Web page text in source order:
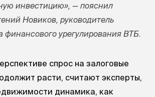
инвестицию», — пояснил
Новиков, руководитель
финансового урегулирования ВТБ.
спрос на залоговые
расти, считают эксперты,
динамика, как